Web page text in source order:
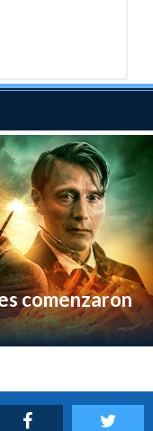
comenzaron